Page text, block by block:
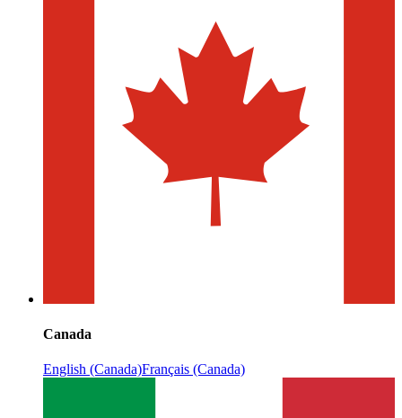
Canada
English (Canada)Français (Canada)